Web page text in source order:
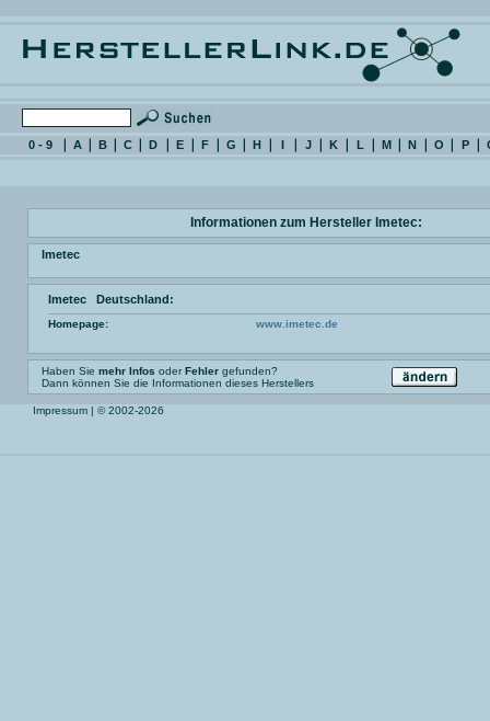
0 - 9 A B C D E F G H I J K L M N O P
Informationen zum Hersteller Imetec:
Imetec
Imetec Deutschland:
Homepage: www.imetec.de
Haben Sie mehr Infos oderFehler gefunden?
Dann können Sie die Informationen dieses Herstellers
Impressum | © 2002-2026